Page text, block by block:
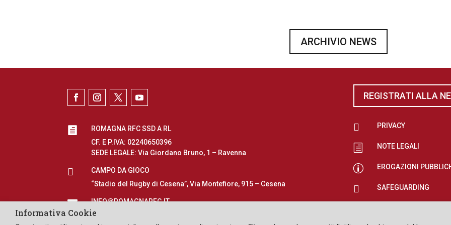
ARCHIVIO NEWS

ROMAGNA RFC SSD A RL
CF. E P.IVA: 02240650396
SEDE LEGALE: Via Giordano Bruno, 1 – Ravenna

CAMPO DA GIOCO
“Stadio del Rugby di Cesena”, Via Montefiore, 915 – Cesena
 INFO@ROMAGNARFC.IT
REGISTRATI ALLA
 PRIVACY
h NOTE LEGALI
p EROGAZIONI
 SAFEGUARDING
Informativa Cookie